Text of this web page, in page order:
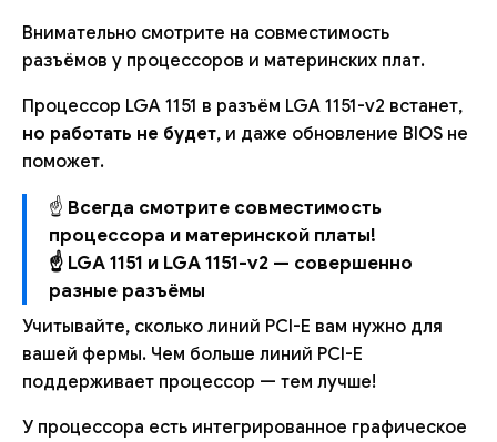
Внимательно смотрите на совместимость
разъёмов у процессоров и материнских плат.
Процессор LGA 1151 в разъём LGA 1151-v2 встанет,
но работать не будет, и даже обновление BIOS не
поможет.
☝ Всегда смотрите совместимость
процессора и материнской платы!
☝ LGA 1151 и LGA 1151-v2 — совершенно
разные разъёмы
Учитывайте, сколько линий PCI-E вам нужно для
вашей фермы. Чем больше линий PCI-E
поддерживает процессор — тем лучше!
У процессора есть интегрированное графическое